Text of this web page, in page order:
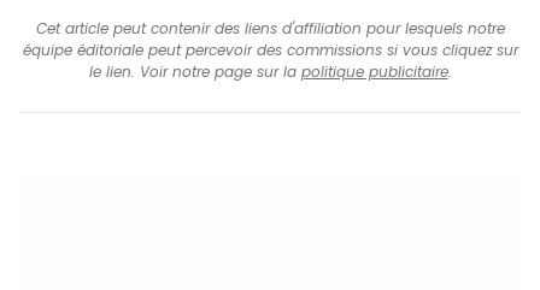
Cet article peut contenir des liens d'affiliation pour lesquels notre
équipe éditoriale peut percevoir des commissions si vous cliquez sur
le lien. Voir notre page sur la politique publicitaire.